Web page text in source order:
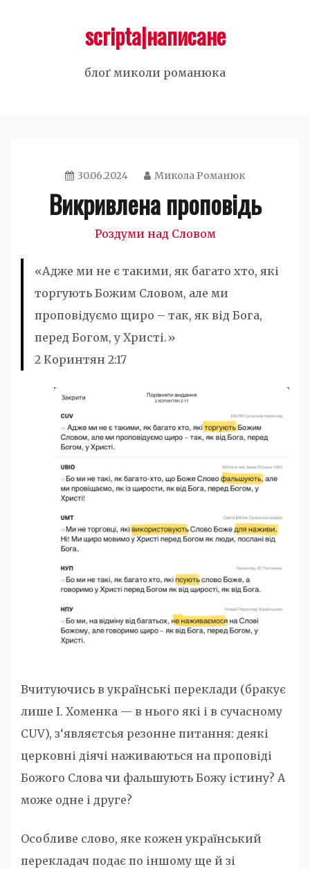
scripta|написане
блоґ миколи романюка
30.06.2024 Микола Романюк
Викривлена проповідь
Роздуми над Словом
«Адже ми не є такими, як багато хто, які
торгують Божим Словом, але ми
проповідуємо щиро – так, як від Бога,
перед Богом, у Христі.»
2 Коринтян 2:17
Вчитуючись в українські переклади (бракує
лише І. Хоменка — в нього які і в сучасному
CUV), з‘являєтсья резонне питання: деякі
церковні діячі наживаються на проповіді
Божого Слова чи фальшують Божу істину? А
може одне і друге?
Особливе слово, яке кожен український
перекладач подає по іншому ще й зі